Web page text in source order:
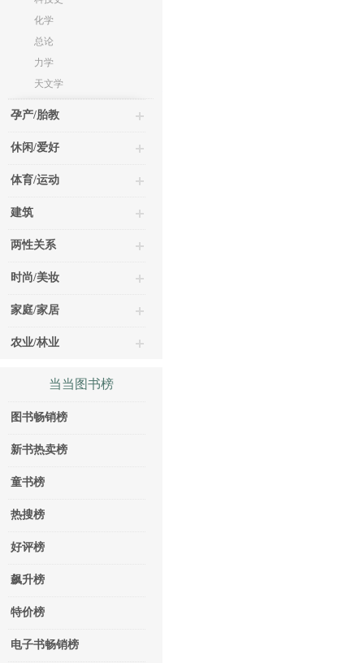
化学
总论
力学
天文学
孕产/胎教
休闲/爱好
体育/运动
建筑
两性关系
时尚/美妆
家庭/家居
农业/林业
当当图书榜
图书畅销榜
新书热卖榜
童书榜
热搜榜
好评榜
飙升榜
特价榜
电子书畅销榜